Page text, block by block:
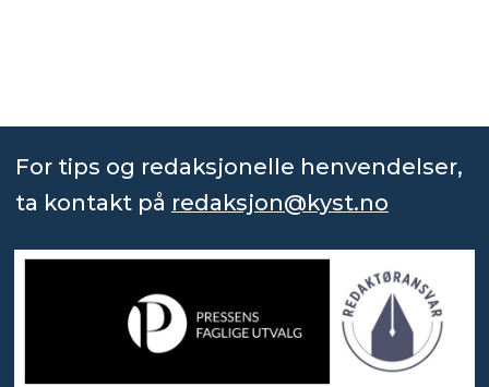
For tips og redaksjonelle henvendelser,
ta kontakt på redaksjon@kyst.no